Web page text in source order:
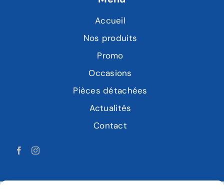
Accueil
Nos produits
Promo
Occasions
Pièces détachées
Actualités
Contact